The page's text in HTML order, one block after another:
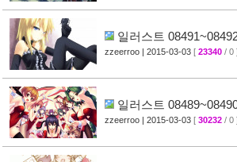
일러스트
다 [6]
zzeerroo | 2015-03-03 [ 23340 / 0
일러스트
다 [5]
zzeerroo | 2015-03-03 [ 30232 / 0